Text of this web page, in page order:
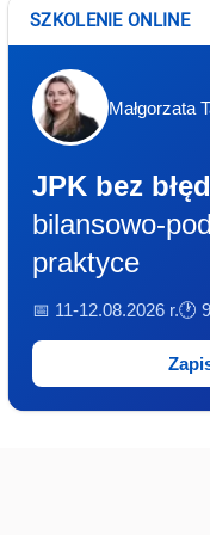
SZKOLENIE ONLINE
Małgorzata
JPK bez
bilansowo-
praktyce
📅 11-12.08.2026 r.🕐